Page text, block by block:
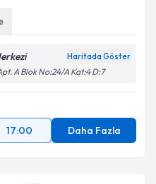
Haritada Göster
A Blok No:24/A Kat:4 D:7
17:00 Daha Fazla